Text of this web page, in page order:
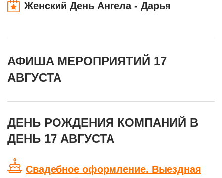
Женский День Ангела - Дарья
АФИША МЕРОПРИЯТИЙ 17
АВГУСТА
ДЕНЬ РОЖДЕНИЯ КОМПАНИЙ В
ДЕНЬ 17 АВГУСТА
Свадебное оформление. Выездная